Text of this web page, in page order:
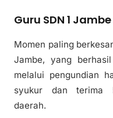
Guru SDN 1
Momen paling
Jambe, yang
melalui pengundian
syukur dan terima
daerah.